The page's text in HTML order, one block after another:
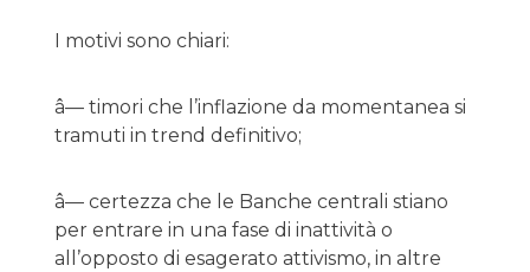
I motivi sono chiari:
â— timori che l’inflazione da momentanea si
tramuti in trend definitivo;
â— certezza che le Banche centrali stiano
per entrare in una fase di inattività o
all’opposto di esagerato attivismo, in altre